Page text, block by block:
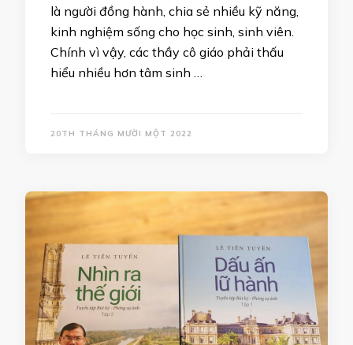
là người đồng hành, chia sẻ nhiều kỹ năng,
kinh nghiệm sống cho học sinh, sinh viên.
Chính vì vậy, các thầy cô giáo phải thấu
hiểu nhiều hơn tâm sinh …
20TH THÁNG MƯỜI MỘT 2022